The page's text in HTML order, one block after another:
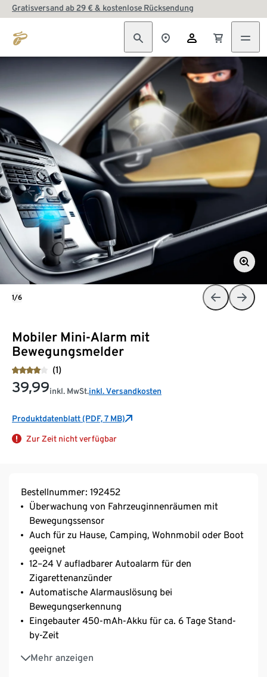
Gratisversand ab 29 € & kostenlose Rücksendung
Mobiler Mini-Alarm mit
Bewegungsmelder
(1)
39,99inkl. MwSt.inkl. Versandkosten
Produktdatenblatt (PDF, 7 MB)
Zur Zeit nicht verfügbar
1/6
Bestellnummer: 192452
Überwachung von Fahrzeuginnenräumen mit
Bewegungssensor
Auch für zu Hause, Camping, Wohnmobil oder Boot
geeignet
12–24 V aufladbarer Autoalarm für den
Zigarettenanzünder
Automatische Alarmauslösung bei
Bewegungserkennung
Eingebauter 450-mAh-Akku für ca. 6 Tage Stand-
by-Zeit
Mehr anzeigen
Eingebaute Alarmsirene mit 110 dB
2 USB-Ladeanschlüsse mit je 5 V/1 A